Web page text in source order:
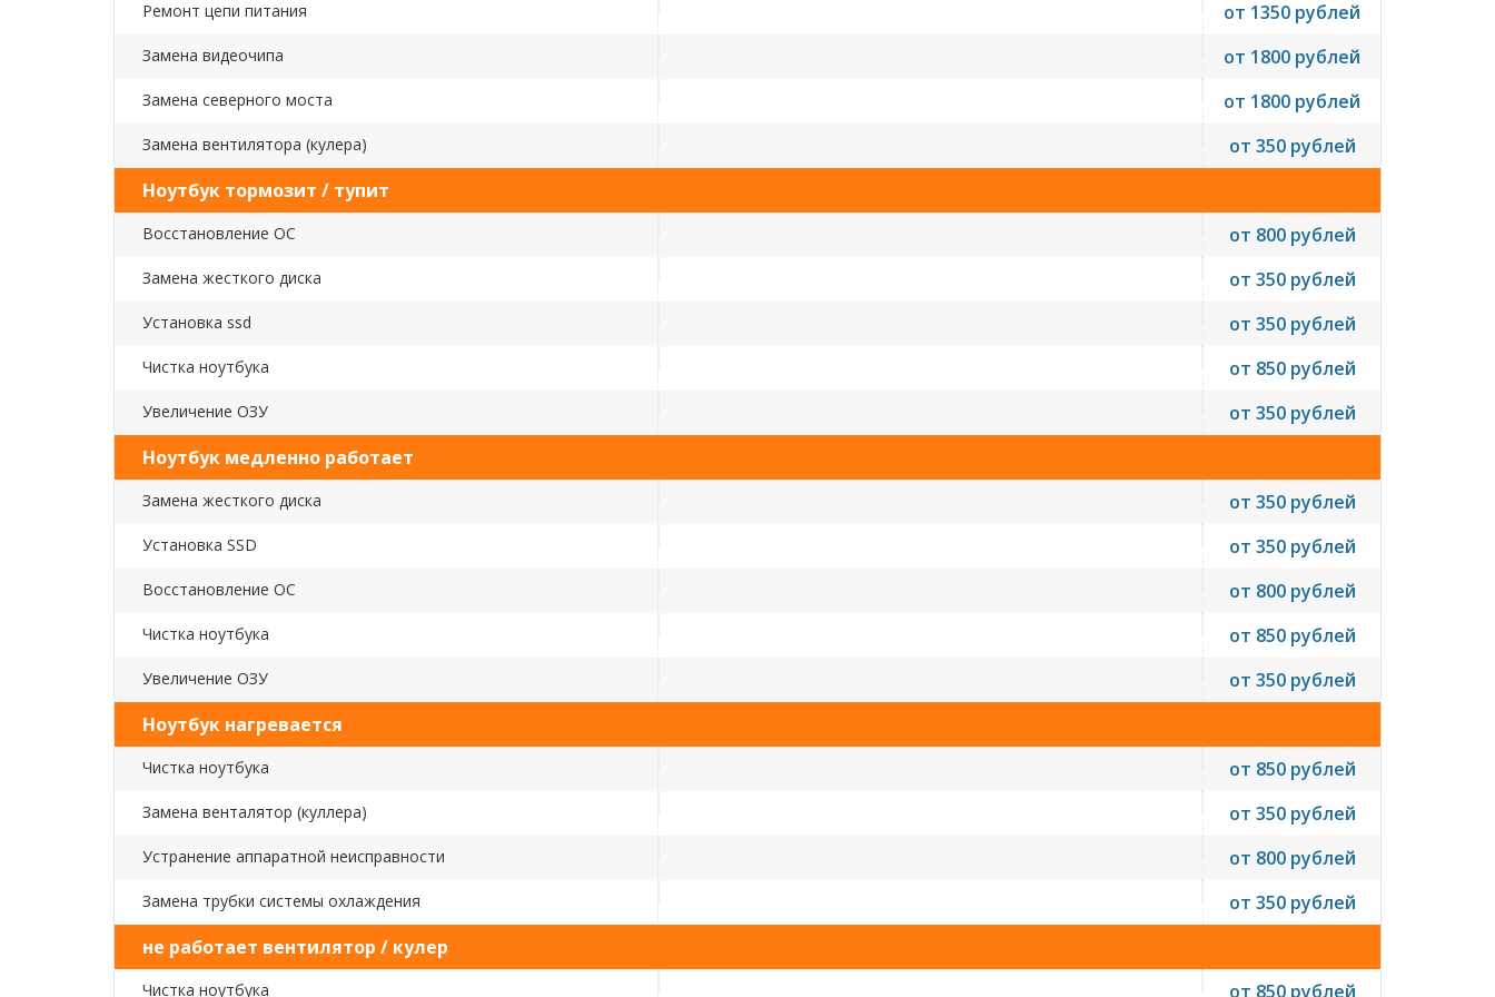
Ремонт цепи питания от 1350 рублей
Замена видеочипа от 1800 рублей
Замена северного моста от 1800 рублей
Замена вентилятора (кулера)
от 350 рублей
Ноутбук тормозит / тупит
Восстановление ОС от 800 рублей
Замена жесткого диска от 350 рублей
Установка ssd от 350 рублей
Чистка ноутбука от 850 рублей
Увеличение ОЗУ
от 350 рублей
Ноутбук медленно работает
Замена жесткого диска от 350 рублей
Установка SSD от 350 рублей
Восстановление ОС от 800 рублей
Чистка ноутбука от 850 рублей
Увеличение ОЗУ
от 350 рублей
Ноутбук нагревается
Чистка ноутбука от 850 рублей
Замена венталятор (куллера) от 350 рублей
Устранение аппаратной неисправности от 800 рублей
Замена трубки системы охлаждения
от 350 рублей
не работает вентилятор / кулер
Чистка ноутбука от 850 рублей